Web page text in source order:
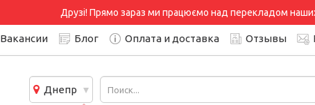
Друзі! Прямо зараз ми працюємо над перекладом наших
Вакансии Блог Оплата и доставка Отзывы
Днепр